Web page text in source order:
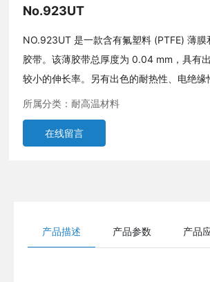
No.923UT
NO.923UT 是一款含有氟塑料 (PTFE) 薄膜
胶带。该薄胶带总厚度为 0.04 mm，具有
较小的伸长率。另有出色的耐热性、电绝缘
所属分类： 耐高温材料
在线留言
产品描述 产品参数 产品